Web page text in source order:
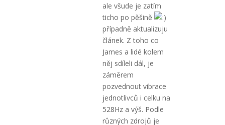
ale všude je zatím
ticho po pěšině
případně aktualizuju
článek. Z toho co
James a lidé kolem
něj sdíleli dál, je
záměrem
pozvednout vibrace
jednotlivců i celku na
528Hz a výš. Podle
různých zdrojů je